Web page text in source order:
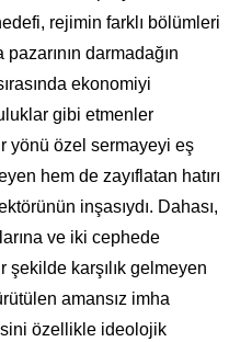
rejimin farklı bölümleri
darmadağın
ekonomiyi
gibi etmenler
yönü özel sermayeyi eş
hem de zayıflatan hatırı
inşasıydı. Dahası,
ve iki cephede
karşılık gelmeyen
amansız imha
özellikle ideolojik